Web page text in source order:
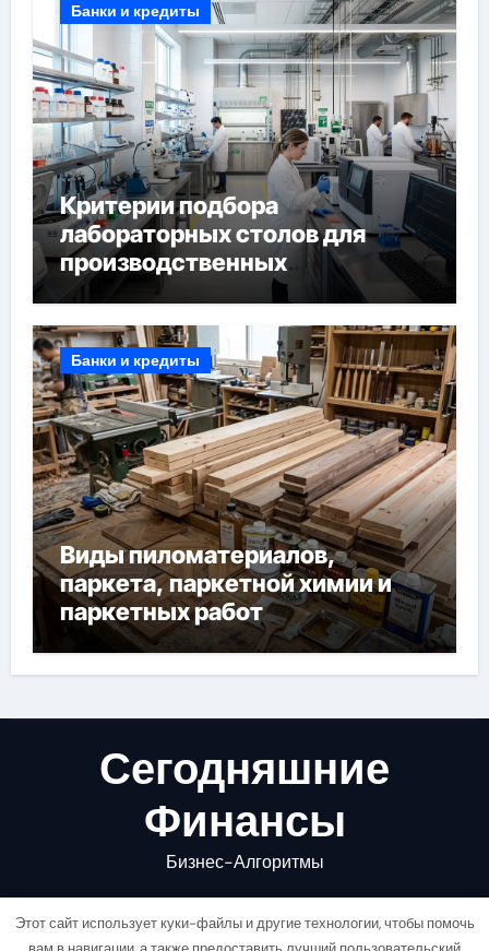
Банки и кредиты
Критерии подбора
лабораторных столов для
производственных
лабораторий
Банки и кредиты
Виды пиломатериалов,
паркета, паркетной химии и
паркетных работ
Сегодняшние
Финансы
Бизнес-Алгоритмы
Этот сайт использует куки-файлы и другие технологии, чтобы помочь